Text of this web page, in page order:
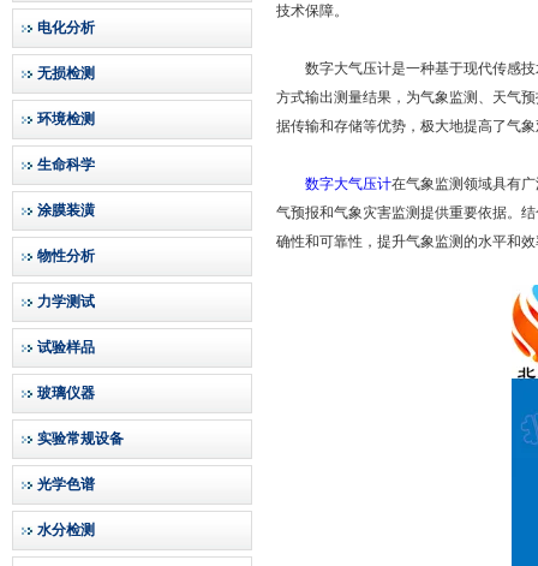
电化分析
无损检测
环境检测
生命科学
涂膜装潢
物性分析
力学测试
试验样品
玻璃仪器
实验常规设备
光学色谱
水分检测
技术保障。
数字大气压计是一种基于现代传感技
方式输出测量结果，为气象监测、天气
据传输和存储等优势，极大地提高了气
数字大气压计在气象监测领域具有
气预报和气象灾害监测提供重要依据。
确性和可靠性，提升气象监测的水平和